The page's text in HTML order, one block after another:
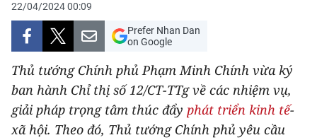
VĂN HÓA
XÃ HỘI
PHÁP LUẬT
DU LỊCH
22/04/2024 00:09
Prefer Nhan Dan
on Google
Thủ tướng Chính phủ Phạm Minh Chính vừa ký
ban hành Chỉ thị số 12/CT-TTg về các nhiệm vụ,
giải pháp trọng tâm thúc đẩy phát triển kinh tế-
xã hội. Theo đó, Thủ tướng Chính phủ yêu cầu